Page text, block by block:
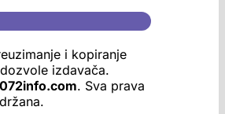
i kopiranje
izdavača.
072info.com. Sva prava